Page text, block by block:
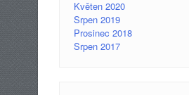
Květen 2020
Srpen 2019
Prosinec 2018
Srpen 2017